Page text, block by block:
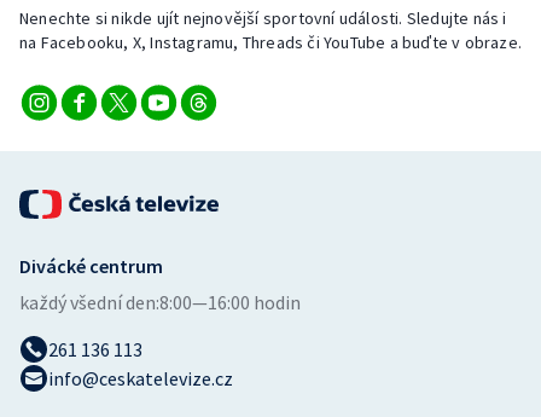
Nenechte si nikde ujít nejnovější sportovní události. Sledujte nás i
na Facebooku, X, Instagramu, Threads či YouTube a buďte v obraze.
Divácké centrum
každý všední den:8:00—16:00 hodin
261 136 113
info@ceskatelevize.cz